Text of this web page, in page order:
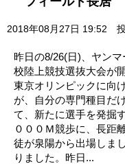
2018年08月27日 19:52
昨日の8/26(日)、ヤン
校陸上競技選抜大会が
東京オリンピックに向
が、自分の専門種目だ
て、新たに選手を発掘
０００Ｍ競歩に、長距
徒が泉陽から出場しま
りました。昨日...